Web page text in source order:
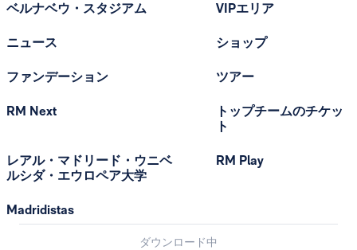
ベルナベウ・スタジアム
ニュース
ファンデーション
RM Next
レアル・マドリード・ウニベ
ルシダ・エウロペア大学
Madridistas
VIPエリア
ショップ
ツアー
トップチームのチケッ
ト
RM Play
ダウンロード中